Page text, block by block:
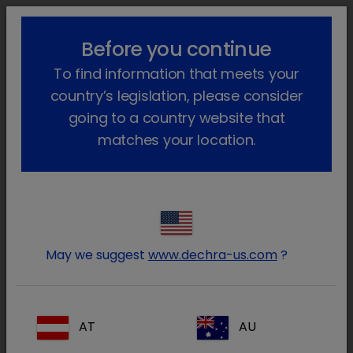
lock_outline search menu
Produtos
Farmacêutico
Cães e gatos
Só com receita veterinária
Cosacthen 0,25mg
Voltar atrás
Cosacthen 0.25mg
Before you continue
To find information that meets your
country’s legislation, please consider
going to a country website that
matches your location.
May we suggest www.dechra-us.com ?
AT AU